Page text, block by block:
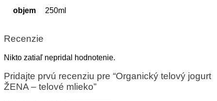
objem 250ml
Recenzie
Nikto zatiaľ nepridal hodnotenie.
Pridajte prvú recenziu pre “Organický telový jogurt
ŽENA – telové mlieko”